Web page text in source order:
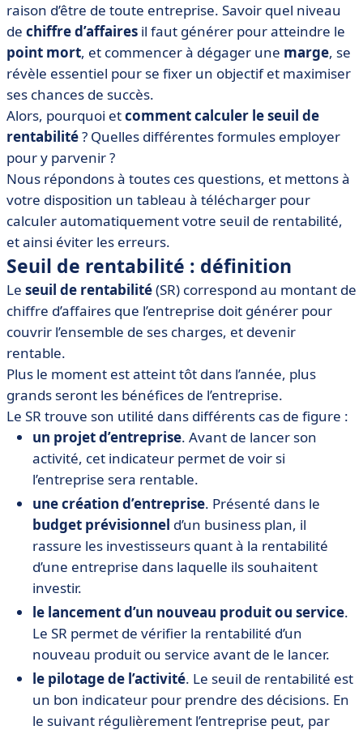
• [Tableau Excel à télécharger] Calcul automatique du
seuil de rentabilité
• Le seuil de rentabilité : un indicateur fiable ?
raison d’être de toute entreprise. Savoir quel niveau
de chiffre d’affaires il faut générer pour atteindre le
point mort, et commencer à dégager une marge, se
révèle essentiel pour se fixer un objectif et maximiser
ses chances de succès.
Alors, pourquoi etcomment calculer le seuil de
rentabilité? Quelles différentes formules employer
pour y parvenir ?
Nous répondons à toutes ces questions, et mettons à
votre disposition un tableau à télécharger pour
calculer automatiquement votre seuil de rentabilité,
et ainsi éviter les erreurs.
Seuil de rentabilité : définition
Le seuil de rentabilité(SR) correspond au montant de
chiffre d’affaires que l’entreprise doit générer pour
couvrir l’ensemble de ses charges, et devenir
rentable.
Plus le moment est atteint tôt dans l’année, plus
grands seront les bénéfices de l’entreprise.
Le SR trouve son utilité dans différents cas de figure :
un projet d’entreprise. Avant de lancer son
activité, cet indicateur permet de voir si
l’entreprise sera rentable.
une création d’entreprise. Présenté dans le
budget prévisionnel d’un business plan, il
rassure les investisseurs quant à la rentabilité
d’une entreprise dans laquelle ils souhaitent
investir.
le lancement d’un nouveau produit ou service.
Le SR permet de vérifier la rentabilité d’un
nouveau produit ou service avant de le lancer.
le pilotage de l’activité. Le seuil de rentabilité est
un bon indicateur pour prendre des décisions. En
le suivant régulièrement l’entreprise peut, par